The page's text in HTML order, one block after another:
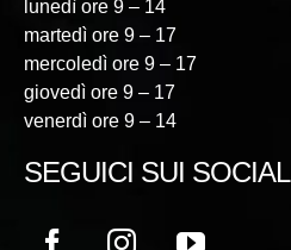
lunedì ore 9 – 14
martedì ore 9 – 17
mercoledì ore 9 – 17
giovedì ore 9 – 17
venerdì ore 9 – 14
SEGUICI SUI SOCIAL